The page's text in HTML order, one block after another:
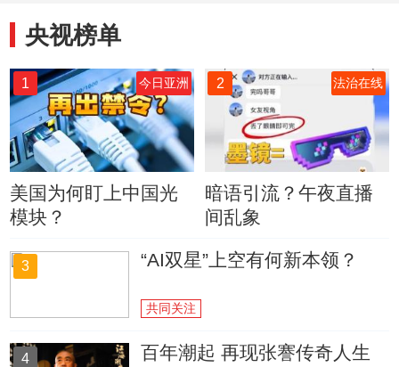
央视榜单
1 今日亚洲
美国为何盯上中国光
模块？
2 法治在线
暗语引流？午夜直播
间乱象
3 “AI双星”上空有何新本领？
共同关注
4 百年潮起 再现张謇传奇人生